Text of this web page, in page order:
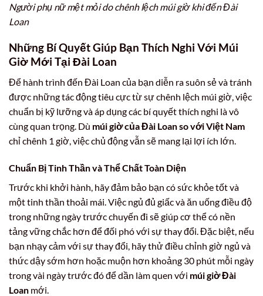
Người phụ nữ mệt mỏi do chênh lệch múi giờ khi đến Đài
Loan
Những Bí Quyết Giúp Bạn Thích Nghi Với Múi
Giờ Mới Tại Đài Loan
Để hành trình đến Đài Loan của bạn diễn ra suôn sẻ và tránh
được những tác động tiêu cực từ sự chênh lệch múi giờ, việc
chuẩn bị kỹ lưỡng và áp dụng các bí quyết thích nghi là vô
cùng quan trọng. Dù múi giờ của Đài Loan so với Việt Nam
chỉ chênh 1 giờ, việc chủ động vẫn sẽ mang lại lợi ích lớn.
Chuẩn Bị Tinh Thần và Thể Chất Toàn Diện
Trước khi khởi hành, hãy đảm bảo bạn có sức khỏe tốt và
một tinh thần thoải mái. Việc ngủ đủ giấc và ăn uống điều độ
trong những ngày trước chuyến đi sẽ giúp cơ thể có nền
tảng vững chắc hơn để đối phó với sự thay đổi. Đặc biệt, nếu
bạn nhạy cảm với sự thay đổi, hãy thử điều chỉnh giờ ngủ và
thức dậy sớm hơn hoặc muộn hơn khoảng 30 phút mỗi ngày
trong vài ngày trước đó để dần làm quen với múi giờ Đài
Loan mới.